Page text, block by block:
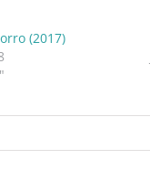
(2017)